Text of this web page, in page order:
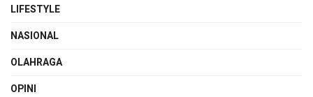
LIFESTYLE
NASIONAL
OLAHRAGA
OPINI